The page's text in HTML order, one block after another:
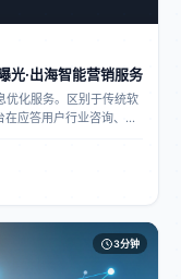
光·出海智能营销服务
优化服务。区别于传统软
应答用户行业咨询、品
可收录、可采信、可复
源体系。
3分钟